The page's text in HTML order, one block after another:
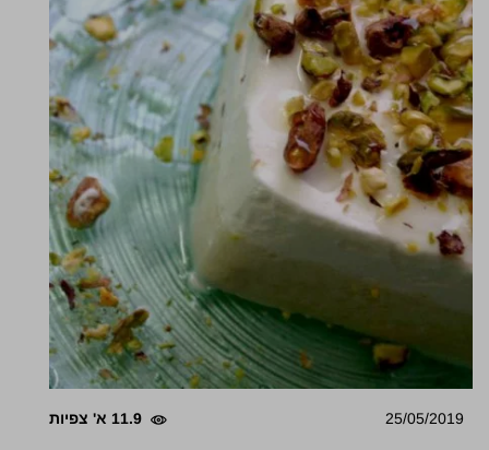
25/05/2019 11.9 א' צפיות